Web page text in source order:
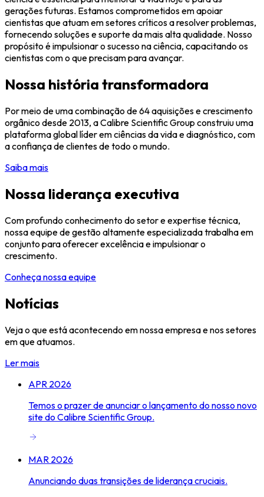
gerações futuras. Estamos comprometidos em apoiar
cientistas que atuam em setores críticos a resolver problemas,
fornecendo soluções e suporte da mais alta qualidade. Nosso
propósito é impulsionar o sucesso na ciência, capacitando os
cientistas com o que precisam para avançar.
Nossa história transformadora
Por meio de uma combinação de 64 aquisições e crescimento
orgânico desde 2013, a Calibre Scientific Group construiu uma
plataforma global líder em ciências da vida e diagnóstico, com
a confiança de clientes de todo o mundo.
Saiba mais
Nossa liderança executiva
Com profundo conhecimento do setor e expertise técnica,
nossa equipe de gestão altamente especializada trabalha em
conjunto para oferecer excelência e impulsionar o
crescimento.
Conheça nossa equipe
Notícias
Veja o que está acontecendo em nossa empresa e nos setores
em que atuamos.
Ler mais
APR 2026
Temos o prazer de anunciar o lançamento do nosso novo
site do Calibre Scientific Group.
MAR 2026
Anunciando duas transições de liderança cruciais.